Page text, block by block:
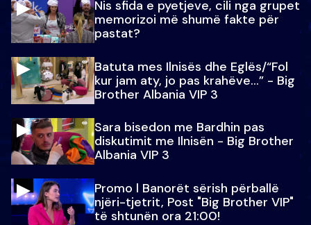
Nis sfida e pyetjeve, cili nga grupet
memorizoi më shumë fakte për
pastat?
Batuta mes Ilnisës dhe Eglës/“Fol
kur jam aty, jo pas krahëve…” - Big
Brother Albania VIP 3
Sara bisedon me Bardhin pas
diskutimit me Ilnisën - Big Brother
Albania VIP 3
Promo l Banorët sërish përballë
njëri-tjetrit, Post "Big Brother VIP"
të shtunën ora 21:00!